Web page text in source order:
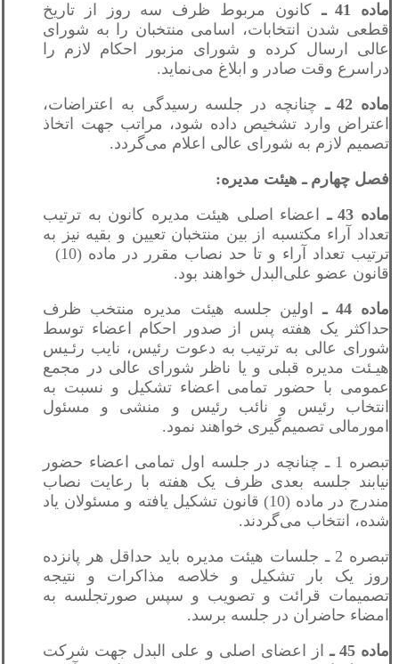
ماده 41 ـ
کانون مربوط ظرف سه روز از تاریخ
قطعی شدن انتخابات، اسامی منتخبان را به شورای
عالی ارسال کرده و شورای مزبور احکام لازم را
دراسرع وقت صادر و ابلاغ می‌نماید.
ماده 42 ـ
چنانچه در جلسه رسیدگی به اعتراضات،
اعتراض وارد تشخیص داده شود، مراتب جهت اتخاذ
تصمیم لازم به شورای عالی اعلام می‌گردد.
فصل چهارم ـ هیئت مدیره:
ماده 43 ـ
اعضاء اصلی هیئت مدیره کانون به ترتیب
تعداد آراء مکتسبه از بین منتخبان تعیین و بقیه نیز به
ترتیب تعداد آراء و تا حد نصاب مقرر در ماده (10)
قانون عضو علی‌البدل خواهند بود.
ماده 44 ـ
اولین جلسه هیئت مدیره منتخب ظرف
حداکثر یک هفته پس از صدور احکام اعضاء توسط
شورای عالی به ترتیب به دعوت رئیس، نایب رئـیس
هیـئت مدیره قبلی و یا ناظر شورای عالی در مجمع
عمومی با حضور تمامی اعضاء تشکیل و نسبت به
انتخاب رئیس و نائب رئیس و منشی و مسئول
امورمالی تصمیم‌گیری خواهند نمود.
تبصره 1 ـ چنانچه در جلسه اول تمامی اعضاء حضور
نیابند جلسه بعدی ظرف یک هفته با رعایت نصاب
مندرج در ماده (10) قانون تشکیل یافته و مسئولان یاد
شده، انتخاب می‌گردند.
تبصره 2 ـ جلسات هیئت مدیره باید حداقل هر پانزده
روز یک بار تشکیل و خلاصه مذاکرات و نتیجه
تصمیمات قرائت و تصویب و سپس صورتجلسه به
امضاء حاضران در جلسه برسد.
ماده 45 ـ
از اعضای اصلی و علی البدل جهت شرکت